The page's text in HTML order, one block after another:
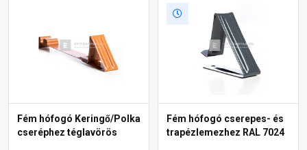
Fém hófogó Keringő/Polka
cseréphez téglavörös
Fém hófogó cserepes- és
trapézlemezhez RAL 7024